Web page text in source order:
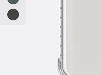
Quer checar se está